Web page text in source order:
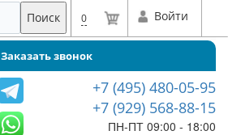
Поиск 0 Войти
Заказать звонок
+7 (495) 480-05-95
+7 (929) 568-88-15
ПН-ПТ 09:00 - 18:00